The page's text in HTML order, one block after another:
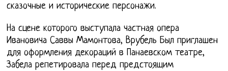
сказочные и исторические персонажи.
На сцене которого выступала частная опера
Ивановича Саввы Мамонтова, Врубель Был приглашен
для оформления декораций в Панаевском театре,
Забела репетировала перед предстоящим